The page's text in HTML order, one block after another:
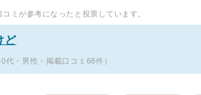
コミが参考になったと投票しています。
ど
代・男性・掲載口コミ68件）